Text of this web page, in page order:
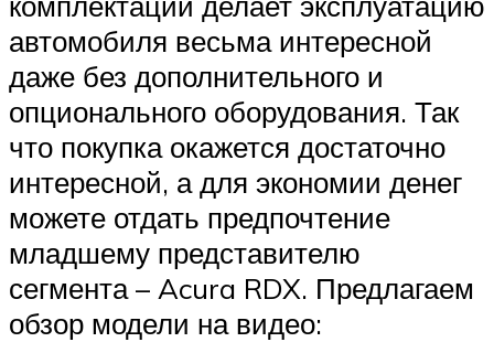
автомобиля весьма интересной
даже без дополнительного и
опционального оборудования. Так
что покупка окажется достаточно
интересной, а для экономии денег
можете отдать предпочтение
младшему представителю
сегмента – Acura RDX. Предлагаем
обзор модели на видео: